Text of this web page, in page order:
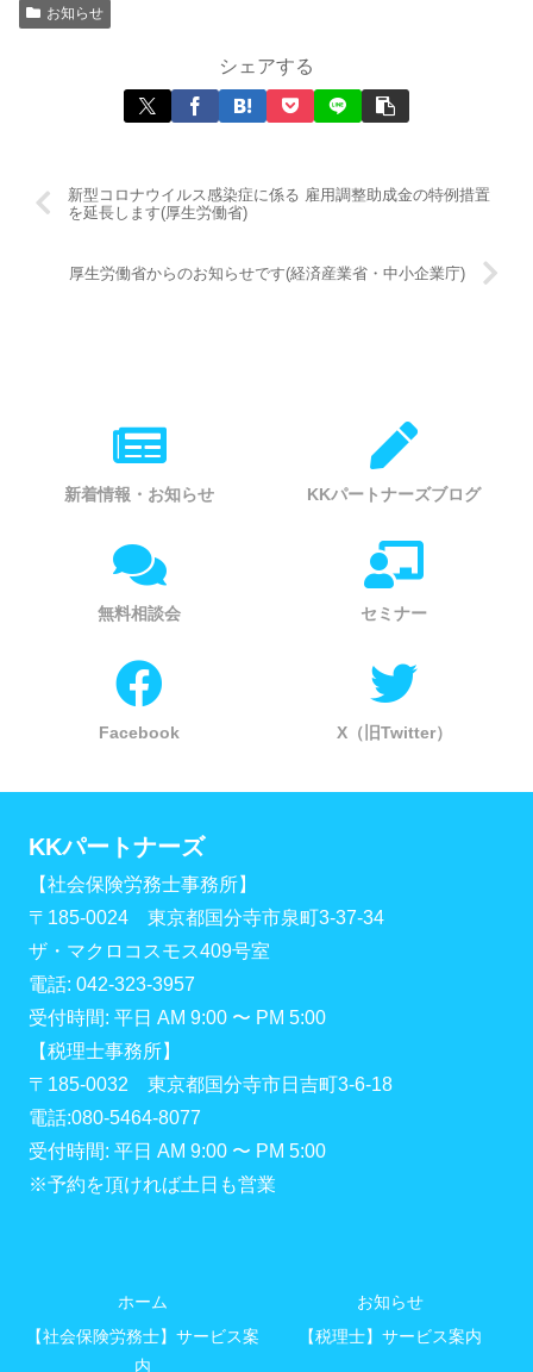
お知らせ
シェアする
新型コロナウイルス感染症に係る 雇用調整助成金の特例措置
を延長します(厚生労働省)
厚生労働省からのお知らせです(経済産業省・中小企業庁)
新着情報・お知らせ KKパートナーズブログ
無料相談会 セミナー
Facebook X（旧Twitter）
KKパートナーズ
【社会保険労務士事務所】
〒185-0024 東京都国分寺市泉町3-37-34
ザ・マクロコスモス409号室
電話: 042-323-3957
受付時間: 平日 AM 9:00 〜 PM 5:00
【税理士事務所】
〒185-0032 東京都国分寺市日吉町3-6-18
電話:080-5464-8077
受付時間: 平日 AM 9:00 〜 PM 5:00
※予約を頂ければ土日も営業
ホーム
お知らせ
【社会保険労務士】サービス案
内
【税理士】サービス案内